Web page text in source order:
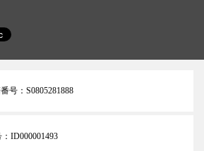
号： S0805281888
ID000001493